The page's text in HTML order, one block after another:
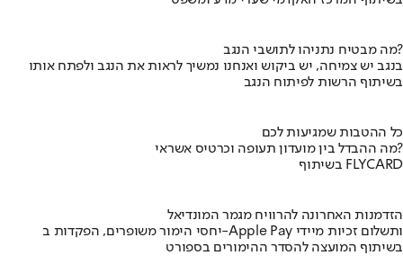
מה מבטיח נתניהו לתושבי הנגב?
בנגב יש צמיחה, יש ביקוש ואנחנו נמשיך לראות את הנגב ולפתח אותו
בשיתוף הרשות לפיתוח הנגב
כל ההטבות שמגיעות לכם
מה ההבדל בין מועדון תעופה וכרטיס אשראי?
בשיתוף FLYCARD
הזדמנות האחרונה להרוויח מגמר המונדיאל
יחסי הימור משופרים, הפקדות ב-Apple Pay ותשלום זכיות מיידי
בשיתוף המועצה להסדר ההימורים בספורט